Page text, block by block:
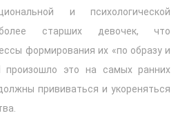
и психологической
старших девочек, что
формирования их «по образу и
произошло это на самых ранних
прививаться и укореняться